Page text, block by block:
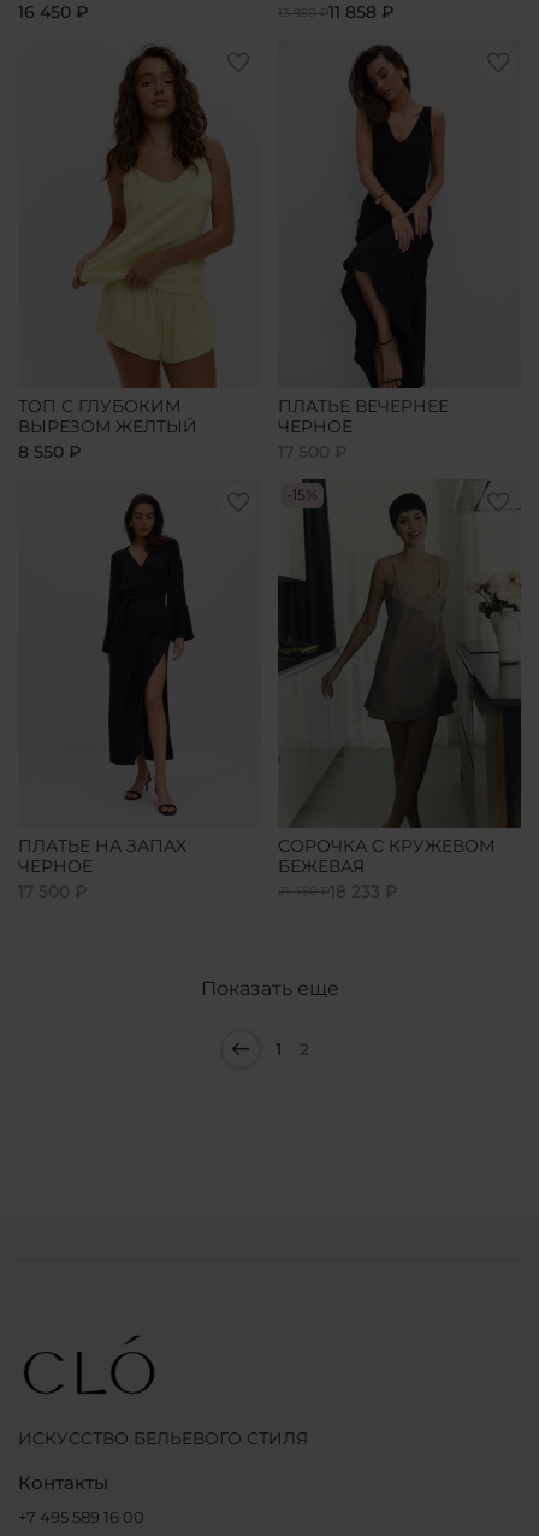
16 450 ₽ 13 950 ₽11 858 ₽
ТОП С ГЛУБОКИМ
ВЫРЕЗОМ ЖЕЛТЫЙ
8 550 ₽
ПЛАТЬЕ ВЕЧЕРНЕЕ
ЧЕРНОЕ
17 500 ₽
ПЛАТЬЕ НА ЗАПАХ
ЧЕРНОЕ
17 500 ₽
-15%
СОРОЧКА С КРУЖЕВОМ
БЕЖЕВАЯ
21 450 ₽18 233 ₽
Показать еще
1 2
ИСКУССТВО БЕЛЬЕВОГО СТИЛЯ
Контакты
+7 495 589 16 00